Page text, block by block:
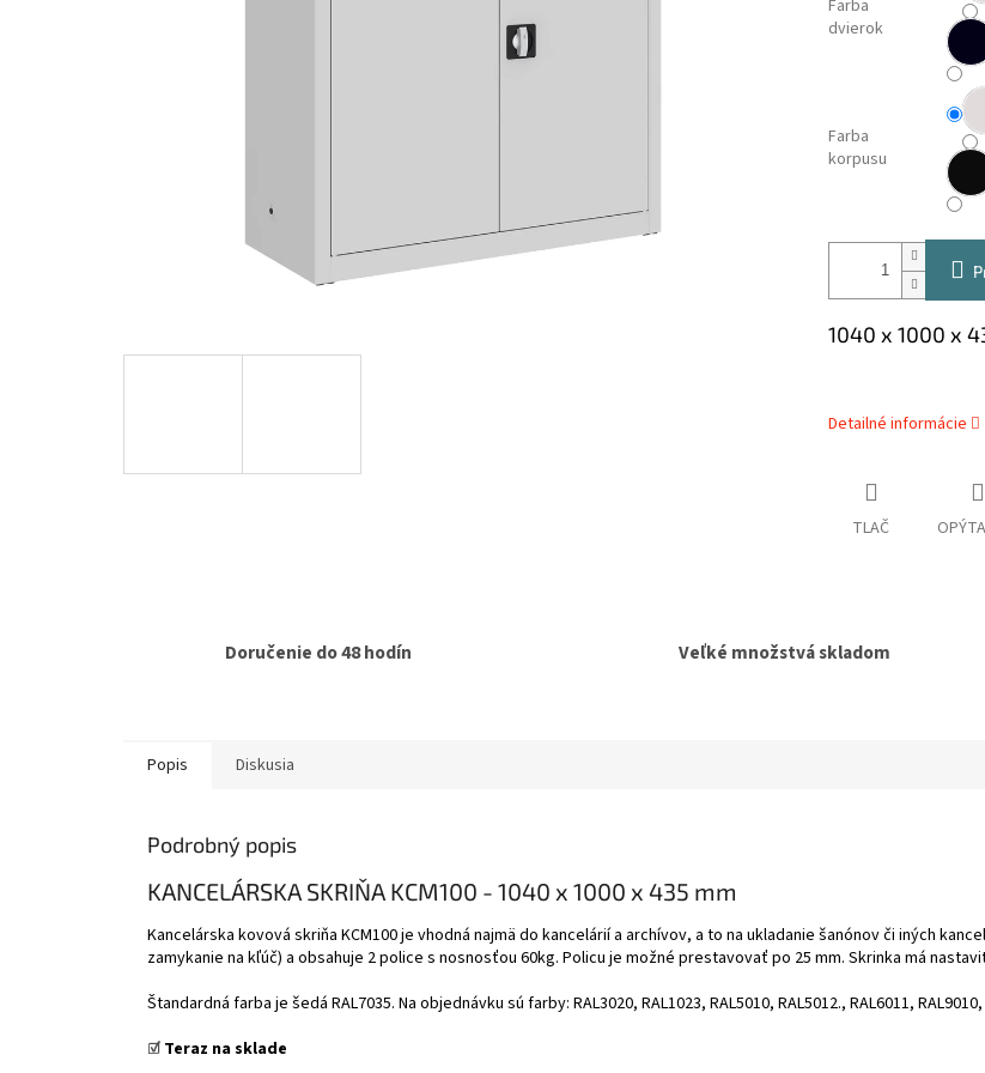
Farba
dvierok
Farba
korpusu
1040 x 1000 x
Detailné informácie
TLAČ
Doručenie do 48 hodín Veľké množstvá skladom
Popis Diskusia
Podrobný popis
KANCELÁRSKA SKRIŇA KCM100 - 1040 x 1000 x 435 mm
Kancelárska kovová skriňa KCM100 je vhodná najmä do kancelárií a archívov, a to na ukladanie šanónov či iných
zamykanie na kľúč) a obsahuje 2 police s nosnosťou 60kg. Policu je možné prestavovať po 25 mm. Skrinka má
Štandardná farba je šedá RAL7035. Na objednávku sú farby: RAL3020, RAL1023, RAL5010, RAL5012., RAL6011, RAL9010,
☑️ Teraz na sklade